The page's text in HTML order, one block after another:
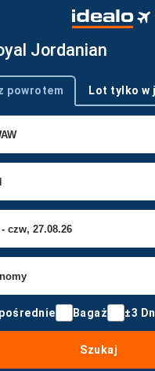
Jordanian
powrotem Lot tylko w
Bagaż ±3
Szukaj